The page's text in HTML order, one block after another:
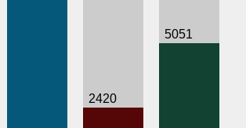
2420
5051